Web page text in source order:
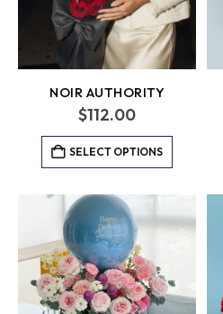
NOIR AUTHORITY
$112.00
SELECT OPTIONS